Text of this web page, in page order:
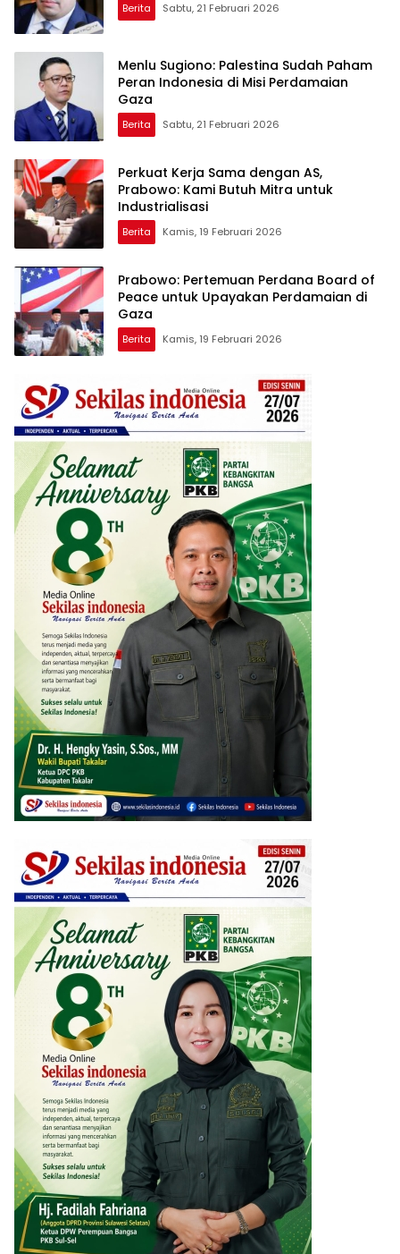
Berita Sabtu, 21 Februari 2026
Menlu Sugiono: Palestina Sudah Paham
Peran Indonesia di Misi Perdamaian
Gaza
Berita Sabtu, 21 Februari 2026
Perkuat Kerja Sama dengan AS,
Prabowo: Kami Butuh Mitra untuk
Industrialisasi
Berita Kamis, 19 Februari 2026
Prabowo: Pertemuan Perdana Board of
Peace untuk Upayakan Perdamaian di
Gaza
Berita Kamis, 19 Februari 2026